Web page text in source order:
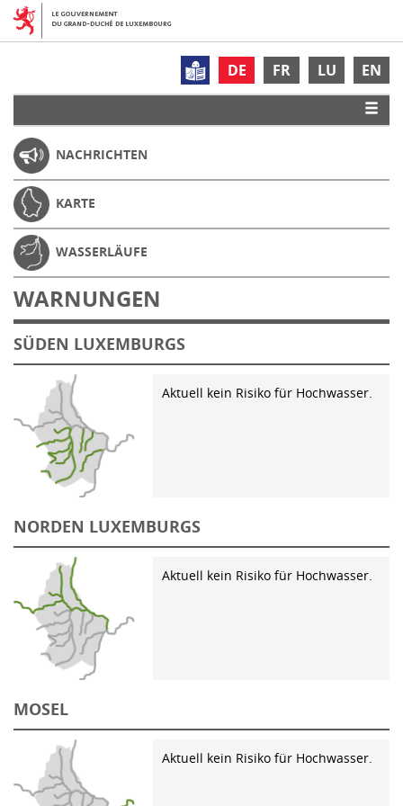
DE FR LU EN
NACHRICHTEN
KARTE
WASSERLÄUFE
WARNUNGEN
SÜDEN LUXEMBURGS
Aktuell kein Risiko für Hochwasser.
NORDEN LUXEMBURGS
Aktuell kein Risiko für Hochwasser.
MOSEL
Aktuell kein Risiko für Hochwasser.